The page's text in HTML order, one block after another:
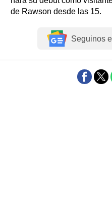
de Rawson desde las 15.
Seguinos